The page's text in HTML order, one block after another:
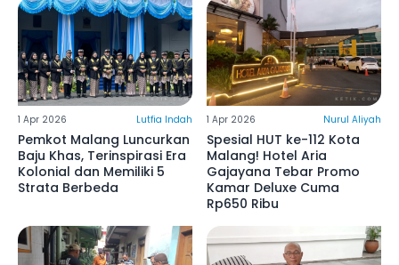
1 Apr 2026 Lutfia Indah
Pemkot Malang Luncurkan
Baju Khas, Terinspirasi Era
Kolonial dan Memiliki 5
Strata Berbeda
1 Apr 2026 Nurul Aliyah
Spesial HUT ke-112 Kota
Malang! Hotel Aria
Gajayana Tebar Promo
Kamar Deluxe Cuma
Rp650 Ribu